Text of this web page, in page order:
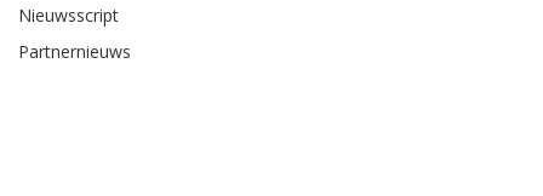
Nieuwsscript
Partnernieuws